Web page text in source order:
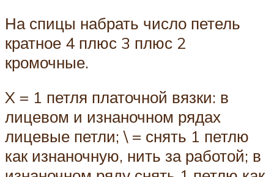
На спицы набрать число петель
кратное 4 плюс 3 плюс 2
кромочные.
X = 1 петля платочной вязки: в
лицевом и изнаночном рядах
лицевые петли; \ = снять 1 петлю
как изнаночную, нить за работой; в